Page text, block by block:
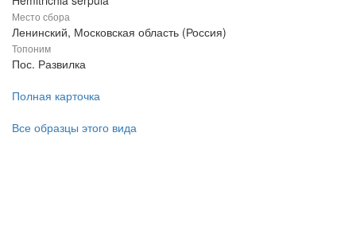
Место сбора
Ленинский, Московская область (Россия)
Топоним
Пос. Развилка
Полная карточка
Все образцы этого вида